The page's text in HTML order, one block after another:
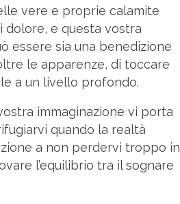
vere e proprie calamite
dolore, e questa vostra
essere sia una benedizione
le apparenze, di toccare
a un livello profondo.
immaginazione vi porta
quando la realtà
a non perdervi troppo in
l’equilibrio tra il sognare